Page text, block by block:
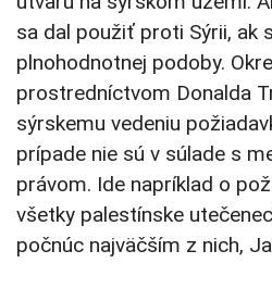
sa dal použiť proti Sýrii, ak
plnohodnotnej podoby.
prostredníctvom Donalda
sýrskemu vedeniu
prípade nie sú v súlade s
právom. Ide napríklad o
všetky palestínske
počnúc najväčším z nich,